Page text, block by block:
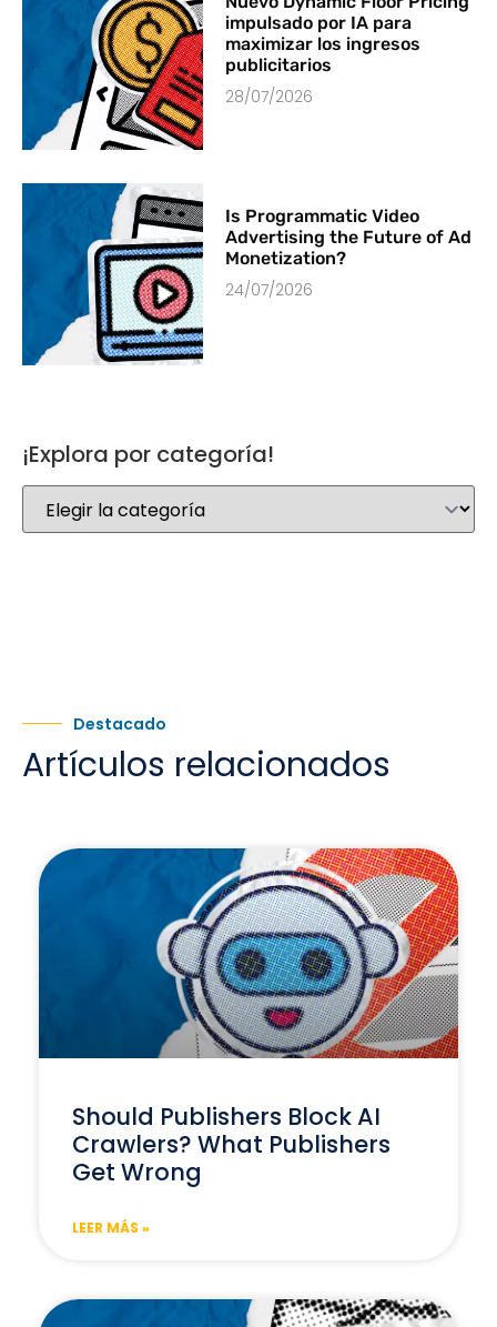
impulsado por IA para
maximizar los ingresos
publicitarios
28/07/2026
Is Programmatic Video
Advertising the Future of Ad
Monetization?
24/07/2026
¡Explora por categoría!
Destacado
Artículos relacionados
Should Publishers Block AI
Crawlers? What Publishers
Get Wrong
LEER MÁS »